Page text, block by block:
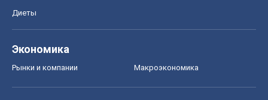
Диеты
Экономика
Рынки и компании Mакроэкономика